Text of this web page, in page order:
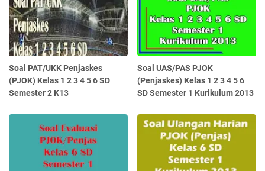
Soal PAT/UKK Penjaskes
(PJOK) Kelas 1 2 3 4 5 6 SD
Semester 2 K13
Soal UAS/PAS PJOK
(Penjaskes) Kelas 1 2 3 4 5 6
SD Semester 1 Kurikulum 2013